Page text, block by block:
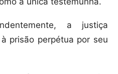
a justiça
prisão perpétua por seu